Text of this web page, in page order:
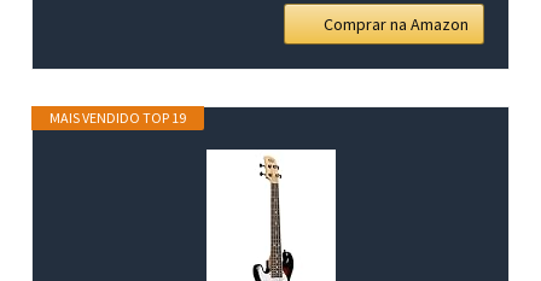
Comprar na Amazon
MAIS VENDIDO TOP 19